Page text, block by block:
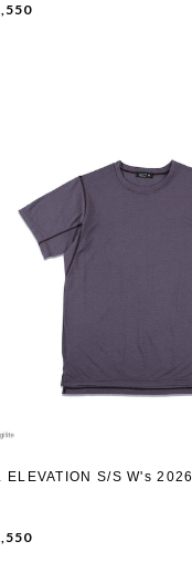
ELEVATION S/S W's 2026